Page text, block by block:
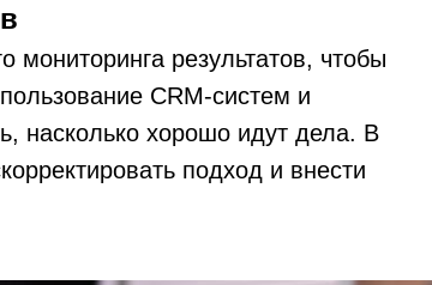
результатов, чтобы
CRM-систем и
насколько хорошо идут дела. В
подход и внести